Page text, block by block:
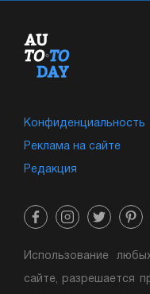
Конфиденциальность
Реклама на сайте
Редакция
Использование
сайте, разрешается